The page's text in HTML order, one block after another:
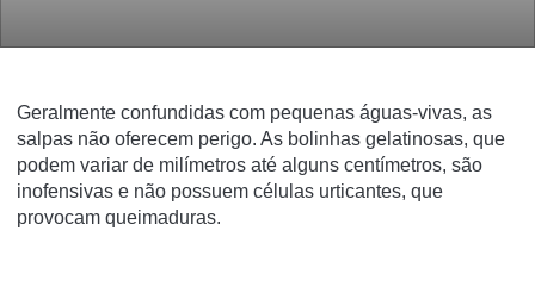
Geralmente confundidas com pequenas águas-vivas, as
salpas não oferecem perigo. As bolinhas gelatinosas, que
podem variar de milímetros até alguns centímetros, são
inofensivas e não possuem células urticantes, que
provocam queimaduras.